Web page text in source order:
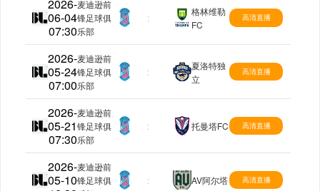
2026-
06-04
07:30
美甲
麦迪逊前
锋足球俱
乐部
:
格林维勒
FC
高清直播
2026-
05-24
07:00
美甲
麦迪逊前
锋足球俱
乐部
:
夏洛特独
立
高清直播
2026-
05-21
07:30
美甲
麦迪逊前
锋足球俱
乐部
: 托曼塔FC 高清直播
2026-
05-10美甲
麦迪逊前
锋足球俱
: AV阿尔塔 高清直播